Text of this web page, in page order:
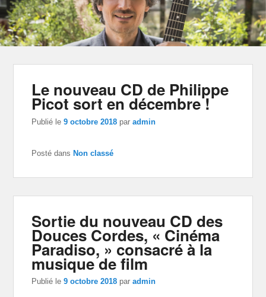
Le nouveau CD de Philippe
Picot sort en décembre !
Publié le9 octobre 2018 paradmin
Posté dans Non classé
Sortie du nouveau CD des
Douces Cordes, « Cinéma
Paradiso, » consacré à la
musique de film
Publié le9 octobre 2018 paradmin